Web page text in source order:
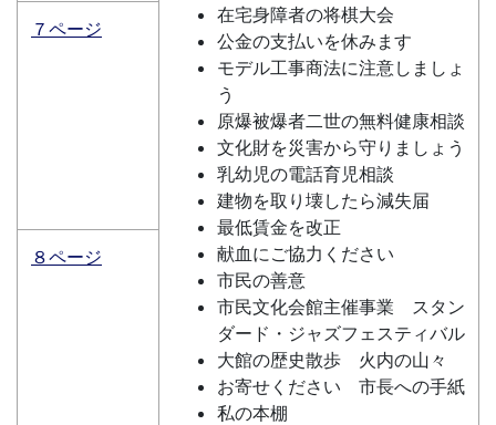
在宅身障者の将棋大会
公金の支払いを休みます
モデル工事商法に注意しましょ
う
原爆被爆者二世の無料健康相談
文化財を災害から守りましょう
乳幼児の電話育児相談
建物を取り壊したら減失届
最低賃金を改正
献血にご協力ください
市民の善意
市民文化会館主催事業 スタン
ダード・ジャズフェスティバル
大館の歴史散歩 火内の山々
お寄せください 市長への手紙
私の本棚
７ページ
８ページ